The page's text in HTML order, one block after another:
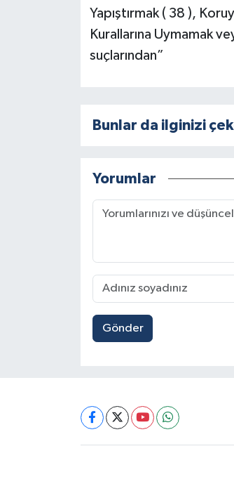
Yapıştırmak ( 38 ),
Kurallarına Uymamak
suçlarından”
Bunlar da ilginizi
Yorumlar
Gönder